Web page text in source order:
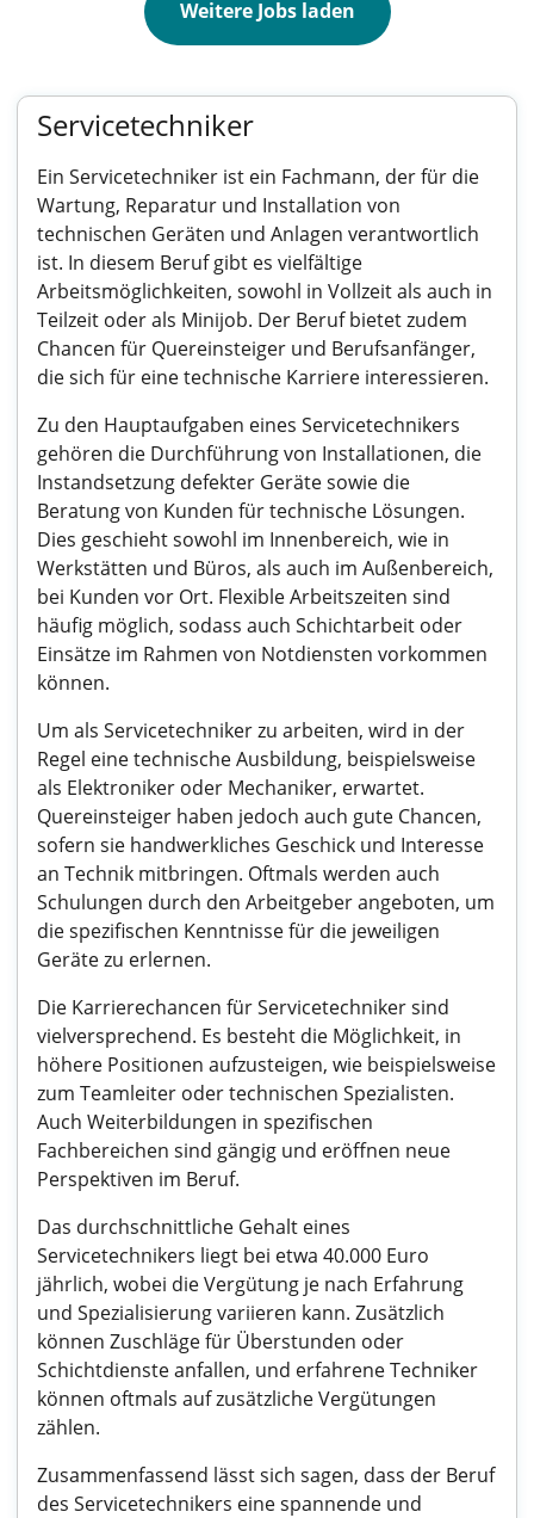
Weitere Jobs laden
Servicetechniker
Ein Servicetechniker ist ein Fachmann, der für die
Wartung, Reparatur und Installation von
technischen Geräten und Anlagen verantwortlich
ist. In diesem Beruf gibt es vielfältige
Arbeitsmöglichkeiten, sowohl in Vollzeit als auch in
Teilzeit oder als Minijob. Der Beruf bietet zudem
Chancen für Quereinsteiger und Berufsanfänger,
die sich für eine technische Karriere interessieren.
Zu den Hauptaufgaben eines Servicetechnikers
gehören die Durchführung von Installationen, die
Instandsetzung defekter Geräte sowie die
Beratung von Kunden für technische Lösungen.
Dies geschieht sowohl im Innenbereich, wie in
Werkstätten und Büros, als auch im Außenbereich,
bei Kunden vor Ort. Flexible Arbeitszeiten sind
häufig möglich, sodass auch Schichtarbeit oder
Einsätze im Rahmen von Notdiensten vorkommen
können.
Um als Servicetechniker zu arbeiten, wird in der
Regel eine technische Ausbildung, beispielsweise
als Elektroniker oder Mechaniker, erwartet.
Quereinsteiger haben jedoch auch gute Chancen,
sofern sie handwerkliches Geschick und Interesse
an Technik mitbringen. Oftmals werden auch
Schulungen durch den Arbeitgeber angeboten, um
die spezifischen Kenntnisse für die jeweiligen
Geräte zu erlernen.
Die Karrierechancen für Servicetechniker sind
vielversprechend. Es besteht die Möglichkeit, in
höhere Positionen aufzusteigen, wie beispielsweise
zum Teamleiter oder technischen Spezialisten.
Auch Weiterbildungen in spezifischen
Fachbereichen sind gängig und eröffnen neue
Perspektiven im Beruf.
Das durchschnittliche Gehalt eines
Servicetechnikers liegt bei etwa 40.000 Euro
jährlich, wobei die Vergütung je nach Erfahrung
und Spezialisierung variieren kann. Zusätzlich
können Zuschläge für Überstunden oder
Schichtdienste anfallen, und erfahrene Techniker
können oftmals auf zusätzliche Vergütungen
zählen.
Zusammenfassend lässt sich sagen, dass der Beruf
des Servicetechnikers eine spannende und